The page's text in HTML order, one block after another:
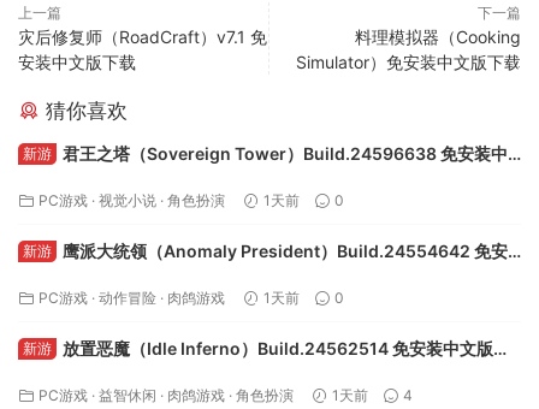
上一篇
灾后修复师（RoadCraft）v7.1 免
安装中文版下载
下一篇
料理模拟器（Cooking
Simulator）免安装中文版下载
猜你喜欢
新游 君王之塔（Sovereign Tower）Build.24596638 免安装中
PC游戏 · 视觉小说 · 角色扮演 1天前 0
新游 鹰派大统领（Anomaly President）Build.24554642 免安
PC游戏 · 动作冒险 · 肉鸽游戏 1天前 0
新游 放置恶魔（Idle Inferno）Build.24562514 免安装中文版下
PC游戏 · 益智休闲 · 肉鸽游戏 · 角色扮演 1天前 4